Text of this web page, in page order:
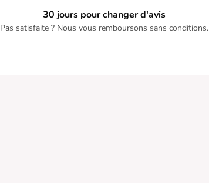
30 jours pour changer d'avis
Pas satisfaite ? Nous vous remboursons sans conditions.